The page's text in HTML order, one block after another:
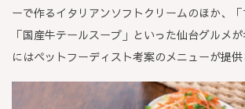
ーで作るイタリアンソフトクリームのほか、「
「国産牛テールスープ」といった仙台グルメ
にはペットフーディスト考案のメニューが提供